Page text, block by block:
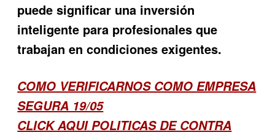
puede significar una inversión
inteligente para profesionales que
trabajan en condiciones exigentes.
COMO VERIFICARNOS COMO EMPRESA
SEGURA 19/05
CLICK AQUI POLITICAS DE CONTRA